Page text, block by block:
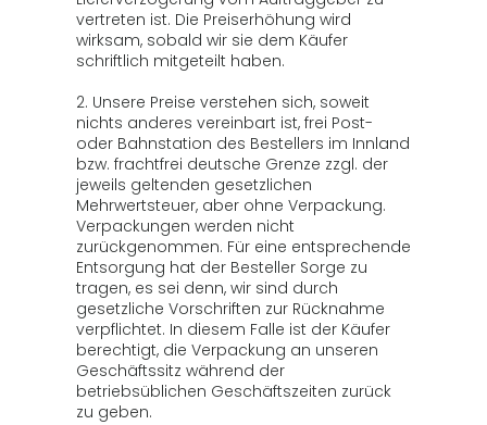
vertreten ist. Die Preiserhöhung wird
wirksam, sobald wir sie dem Käufer
schriftlich mitgeteilt haben.
2. Unsere Preise verstehen sich, soweit
nichts anderes vereinbart ist, frei Post-
oder Bahnstation des Bestellers im Innland
bzw. frachtfrei deutsche Grenze zzgl. der
jeweils geltenden gesetzlichen
Mehrwertsteuer, aber ohne Verpackung.
Verpackungen werden nicht
zurückgenommen. Für eine entsprechende
Entsorgung hat der Besteller Sorge zu
tragen, es sei denn, wir sind durch
gesetzliche Vorschriften zur Rücknahme
verpflichtet. In diesem Falle ist der Käufer
berechtigt, die Verpackung an unseren
Geschäftssitz während der
betriebsüblichen Geschäftszeiten zurück
zu geben.